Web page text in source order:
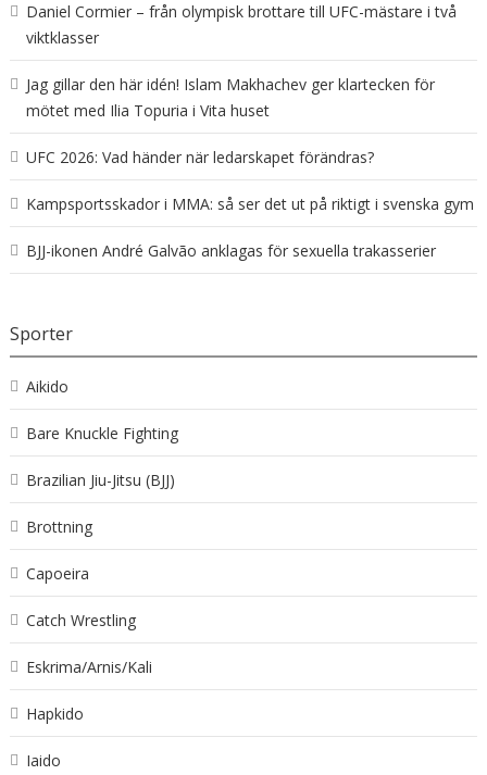
Daniel Cormier – från olympisk brottare till UFC-mästare i två
viktklasser
Jag gillar den här idén! Islam Makhachev ger klartecken för
mötet med Ilia Topuria i Vita huset
UFC 2026: Vad händer när ledarskapet förändras?
Kampsportsskador i MMA: så ser det ut på riktigt i svenska gym
BJJ-ikonen André Galvão anklagas för sexuella trakasserier
Sporter
Aikido
Bare Knuckle Fighting
Brazilian Jiu-Jitsu (BJJ)
Brottning
Capoeira
Catch Wrestling
Eskrima/Arnis/Kali
Hapkido
Iaido